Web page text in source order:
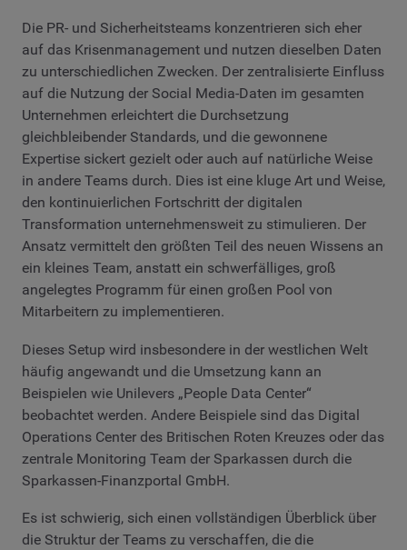
Die PR- und Sicherheitsteams konzentrieren sich eher
auf das Krisenmanagement und nutzen dieselben Daten
zu unterschiedlichen Zwecken. Der zentralisierte Einfluss
auf die Nutzung der Social Media-Daten im gesamten
Unternehmen erleichtert die Durchsetzung
gleichbleibender Standards, und die gewonnene
Expertise sickert gezielt oder auch auf natürliche Weise
in andere Teams durch. Dies ist eine kluge Art und Weise,
den kontinuierlichen Fortschritt der digitalen
Transformation unternehmensweit zu stimulieren. Der
Ansatz vermittelt den größten Teil des neuen Wissens an
ein kleines Team, anstatt ein schwerfälliges, groß
angelegtes Programm für einen großen Pool von
Mitarbeitern zu implementieren.
Dieses Setup wird insbesondere in der westlichen Welt
häufig angewandt und die Umsetzung kann an
Beispielen wie Unilevers „People Data Center“
beobachtet werden. Andere Beispiele sind das Digital
Operations Center des Britischen Roten Kreuzes oder das
zentrale Monitoring Team der Sparkassen durch die
Sparkassen-Finanzportal GmbH.
Es ist schwierig, sich einen vollständigen Überblick über
die Struktur der Teams zu verschaffen, die die